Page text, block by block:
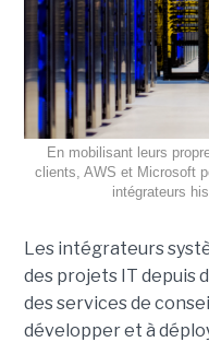
En mobilisant leurs
clients, AWS et Microsoft
intégrateurs
Les intégrateurs
des projets IT depuis
des services de
développer et à